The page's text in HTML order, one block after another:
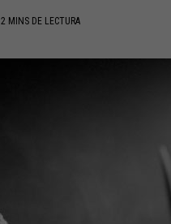
2 MINS DE LECTURA